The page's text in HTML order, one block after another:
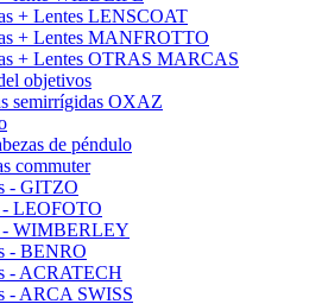
+ Lentes LENSCOAT
+ Lentes MANFROTTO
+ Lentes OTRAS MARCAS
objetivos
semirrígidas OXAZ
de péndulo
commuter
- GITZO
- LEOFOTO
- WIMBERLEY
- BENRO
- ACRATECH
- ARCA SWISS